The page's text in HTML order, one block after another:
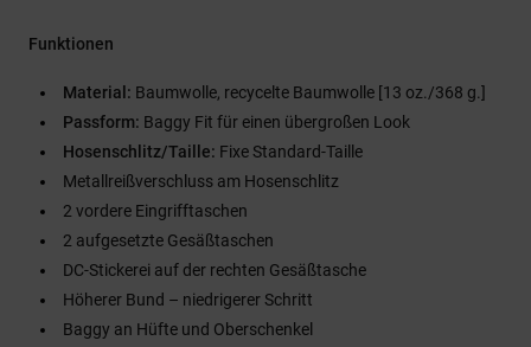
Funktionen
Material: Baumwolle, recycelte Baumwolle [13 oz./368 g.]
Passform: Baggy Fit für einen übergroßen Look
Hosenschlitz/Taille: Fixe Standard-Taille
Metallreißverschluss am Hosenschlitz
2 vordere Eingrifftaschen
2 aufgesetzte Gesäßtaschen
DC-Stickerei auf der rechten Gesäßtasche
Höherer Bund – niedrigerer Schritt
Baggy an Hüfte und Oberschenkel